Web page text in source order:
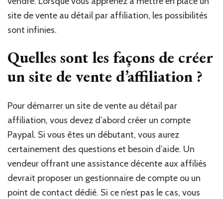
site de vente au détail par affiliation, les possibilités
sont infinies.
Quelles sont les façons de créer
un site de vente d’affiliation ?
Pour démarrer un site de vente au détail par
affiliation, vous devez d’abord créer un compte
Paypal. Si vous êtes un débutant, vous aurez
certainement des questions et besoin d’aide. Un
vendeur offrant une assistance décente aux affiliés
devrait proposer un gestionnaire de compte ou un
point de contact dédié. Si ce n’est pas le cas, vous